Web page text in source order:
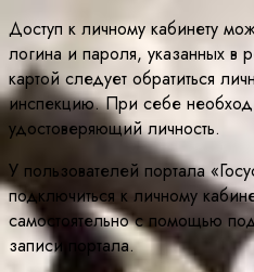
Доступ к личному кабинету
логина и пароля, указанных в
картой следует обратиться
инспекцию. При себе
удостоверяющий личность.
У пользователей портала
подключиться к личному
самостоятельно с помощью
записи портала.